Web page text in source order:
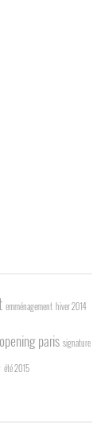
emménagement hiver 2014
opening paris signature
été 2015